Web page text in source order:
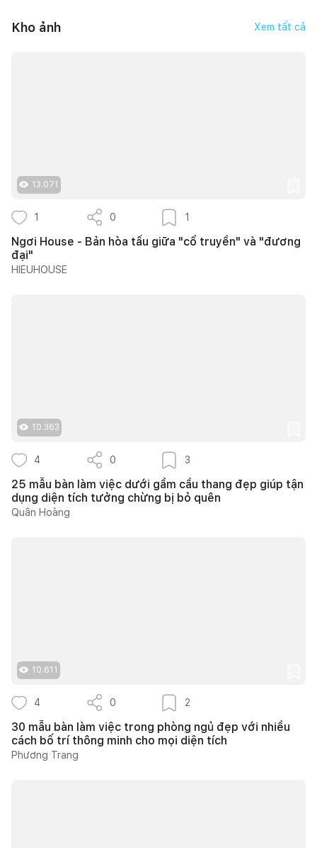
Kho ảnh Xem tất cả
13.071
1 0 1
Ngơi House - Bản hòa tấu giữa "cổ truyền" và "đương
đại"
HIEUHOUSE
10.363
4 0 3
25 mẫu bàn làm việc dưới gầm cầu thang đẹp giúp tận
dụng diện tích tưởng chừng bị bỏ quên
Quân Hoàng
10.611
4 0 2
30 mẫu bàn làm việc trong phòng ngủ đẹp với nhiều
cách bố trí thông minh cho mọi diện tích
Phương Trang